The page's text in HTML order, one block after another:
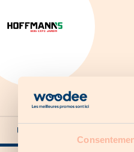
Unsere Kataloge